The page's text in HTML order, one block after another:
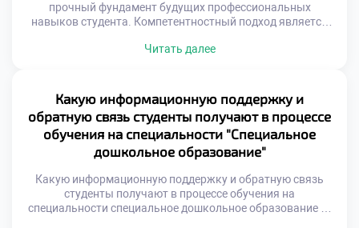
прочный фундамент будущих профессиональных
навыков студента. Компетентностный подход является
садов. Знания трансформируются в умения через
Процесс формирования компетенций носит системный и
непрерывный характер. Каждая дисциплина вносит
вклад в общую картину профессионализма. Теория
неразрывно связана […]
Читать далее
Какую информационную поддержку и
обратную связь студенты получают в процессе
обучения на специальности "Специальное
дошкольное образование"
Какую информационную поддержку и обратную связь
студенты получают в процессе обучения на
специальности специальное дошкольное образование —